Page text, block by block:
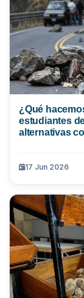
¿Qué
estudiantes
alternativas
17 Jun 2026